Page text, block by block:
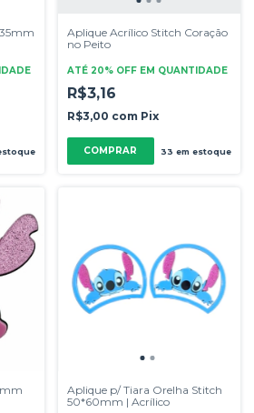
Aplique Acrílico Stitch Coração
no Peito
ATÉ 20% OFF EM QUANTIDADE
R$3,16
R$3,00 com Pix
COMPRAR 33 em estoque
Aplique p/ Tiara Orelha Stitch
50*60mm | Acrílico